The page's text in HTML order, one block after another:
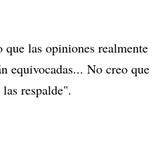
las opiniones realmente
equivocadas... No creo que
respalde".